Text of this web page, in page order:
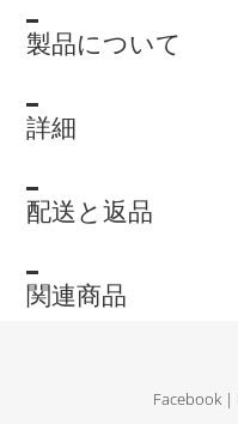
製品について
詳細
配送と返品
関連商品
Facebook |